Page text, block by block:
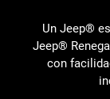
Un Jeep®
Jeep®
con